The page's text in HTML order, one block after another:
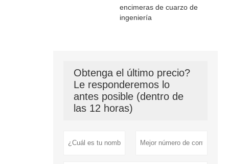
encimeras de cuarzo de
ingeniería
Obtenga el último precio?
Le responderemos lo
antes posible (dentro de
las 12 horas)